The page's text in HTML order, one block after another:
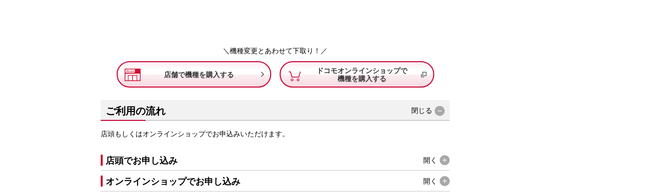
＼機種変更とあわせて下取り！／
店舗で機種を購入する 
ドコモオンラインショップで
機種を購入する
ご利用の流れ 閉じる
店頭もしくはオンラインショップでお申込みいただけます。
店頭でお申し込み 開く
オンラインショップでお申し込み 開く